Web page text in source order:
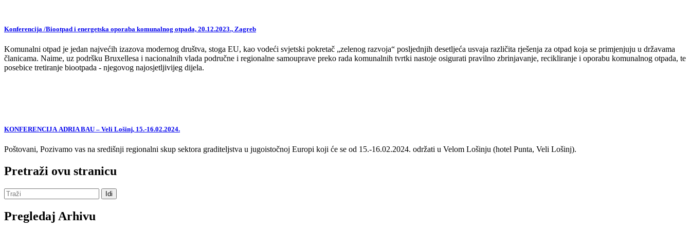
Konferencija /Biootpad i energetska oporaba komunalnog otpada, 20.12.2023., Zagreb
Komunalni otpad je jedan najvećih izazova modernog društva, stoga EU, kao vodeći svjetski pokretač „zelenog razvoja“ posljednjih desetljeća usvaja različita rješenja za otpad koja se primjenjuju u državama
članicama. Naime, uz podršku Bruxellesa i nacionalnih vlada područne i regionalne samouprave preko rada komunalnih tvrtki nastoje osigurati pravilno zbrinjavanje, recikliranje i oporabu komunalnog otpada, te
posebice tretiranje biootpada - njegovog najosjetljivijeg dijela.
KONFERENCIJA ADRIA BAU – Veli Lošinj, 15.-16.02.2024.
Poštovani, Pozivamo vas na središnji regionalni skup sektora graditeljstva u jugoistočnoj Europi koji će se od 15.-16.02.2024. održati u Velom Lošinju (hotel Punta, Veli Lošinj).
Pretraži ovu stranicu
Pregledaj Arhivu